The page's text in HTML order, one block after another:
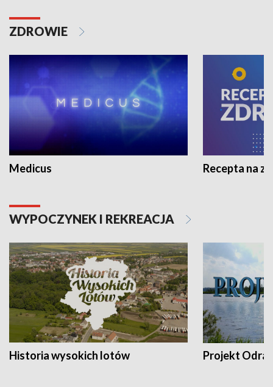
ZDROWIE
Medicus Recepta na
WYPOCZYNEK I REKREACJA
Historia wysokich lotów Projekt Odra